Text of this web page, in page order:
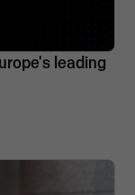
leading